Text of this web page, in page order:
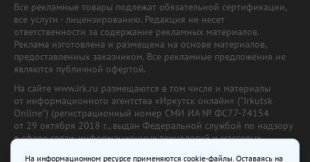
Все рекламные товары подлежат обязательной сертификации,
все услуги - лицензированию. Редакция не несет
ответственности за содержание рекламных материалов.
Реклама изготовлена и размещена на основе материалов,
предоставленных заказчиком. Все рекламные предложения не
являются публичной офертой.
На сайте www.irk.ru размещаются в том числе и материалы
от информационного агентства «Иркутск онлайн» ("Irkutsk
Online") (регистрационный номер СМИ ИА № ФС77-74154
от 29 октября 2018 г., выдан Федеральной службой по надзору
в сфере связи, информационных технологий и массовых
На информационном ресурсе применяются cookie-файлы. Оставаясь на